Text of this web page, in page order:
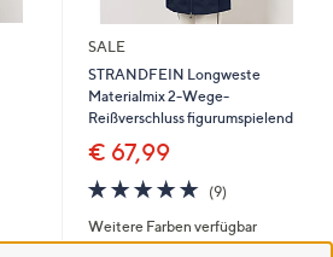
SALE
STRANDFEIN Longweste
Materialmix 2-Wege-
Reißverschluss figurumspielend
€ 67,99
4.7
von
5
(9)9
Weitere Farben verfügbar